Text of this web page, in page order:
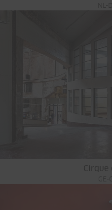
NL-
Cirque
GE-